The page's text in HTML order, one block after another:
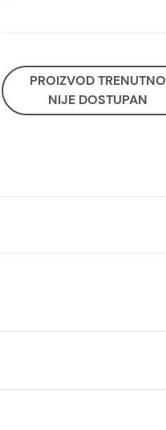
PROIZVOD TRENUTNO
NIJE DOSTUPAN